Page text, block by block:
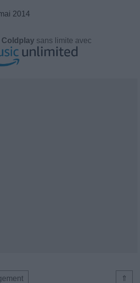
2014
Coldplay sans limite avec
⇑